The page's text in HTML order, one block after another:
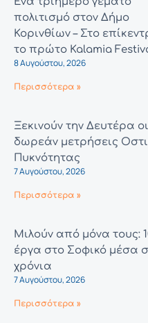
πολιτισμό στον Δήμο
Κορινθίων – Στο
το πρώτο Kalamia
8 Αυγούστου, 2026
Περισσότερα »
Ξεκινούν την Δευτέρα οι
δωρεάν μετρήσεις
Πυκνότητας
7 Αυγούστου, 2026
Περισσότερα »
Μιλούν από μόνα τους:
έργα στο Σοφικό μέσα
χρόνια
7 Αυγούστου, 2026
Περισσότερα »